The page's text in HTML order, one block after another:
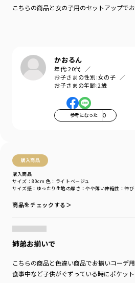
こちらの商品と女の子用のセットアップで
かおるん
年代:20代
お子さまの性別:女の子
お子さまの年齢:2歳
参考になった 0
購入商品
購入商品
サイズ感 ：ゆったり 生地の厚さ ：やや薄い伸縮性 ：伸
サイズ：80cm 色：ライトベージュ
商品をチェックする＞
姉弟お揃いで
こちらの商品と色違い商品でお揃いコーデ
食事中など子供がぐずっている時にポケッ
01-4239-324 アイスポケット半袖カバーオ
※80センチと90センチは肩ホックが付いた
仕様になります。
モデル：身長109.0cm 体重17.0kg
サイズ：サイズ110
ブランド ／branshes
カテゴリ
／ トップス
カラー
／グリーン
商品番号